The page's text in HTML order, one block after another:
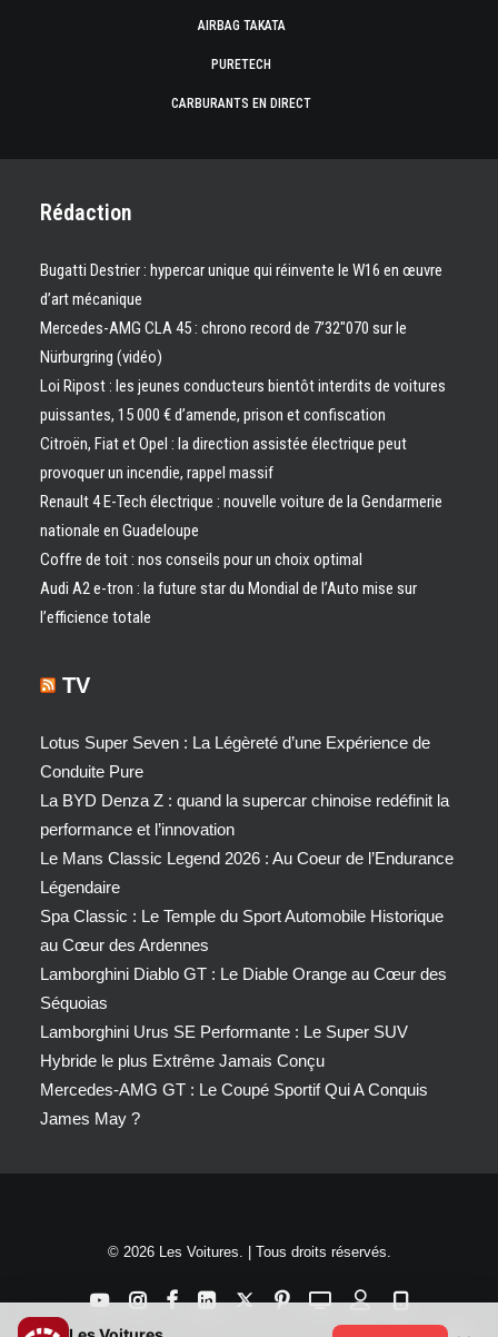
AIRBAG TAKATA
PURETECH
CARBURANTS EN DIRECT
Rédaction
Bugatti Destrier : hypercar unique qui réinvente le W16 en œuvre
d’art mécanique
Mercedes-AMG CLA 45 : chrono record de 7’32″070 sur le
Nürburgring (vidéo)
Loi Ripost : les jeunes conducteurs bientôt interdits de voitures
puissantes, 15 000 € d’amende, prison et confiscation
Citroën, Fiat et Opel : la direction assistée électrique peut
provoquer un incendie, rappel massif
Renault 4 E-Tech électrique : nouvelle voiture de la Gendarmerie
nationale en Guadeloupe
Coffre de toit : nos conseils pour un choix optimal
Audi A2 e-tron : la future star du Mondial de l’Auto mise sur
l’efficience totale
TV
Lotus Super Seven : La Légèreté d’une Expérience de
Conduite Pure
La BYD Denza Z : quand la supercar chinoise redéfinit la
performance et l’innovation
Le Mans Classic Legend 2026 : Au Coeur de l’Endurance
Légendaire
Spa Classic : Le Temple du Sport Automobile Historique
au Cœur des Ardennes
Lamborghini Diablo GT : Le Diable Orange au Cœur des
Séquoias
Lamborghini Urus SE Performante : Le Super SUV
Hybride le plus Extrême Jamais Conçu
Mercedes-AMG GT : Le Coupé Sportif Qui A Conquis
James May ?
© 2026 Les Voitures. | Tous droits réservés.